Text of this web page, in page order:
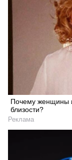
Почему женщины
близости?
Реклама